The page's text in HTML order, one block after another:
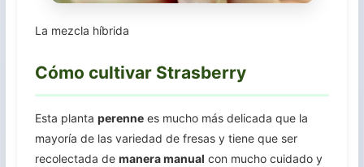
La mezcla híbrida
Cómo cultivar Strasberry
Esta planta perenne es mucho más delicada que la
mayoría de las variedad de fresas y tiene que ser
recolectada de manera manual con mucho cuidado y